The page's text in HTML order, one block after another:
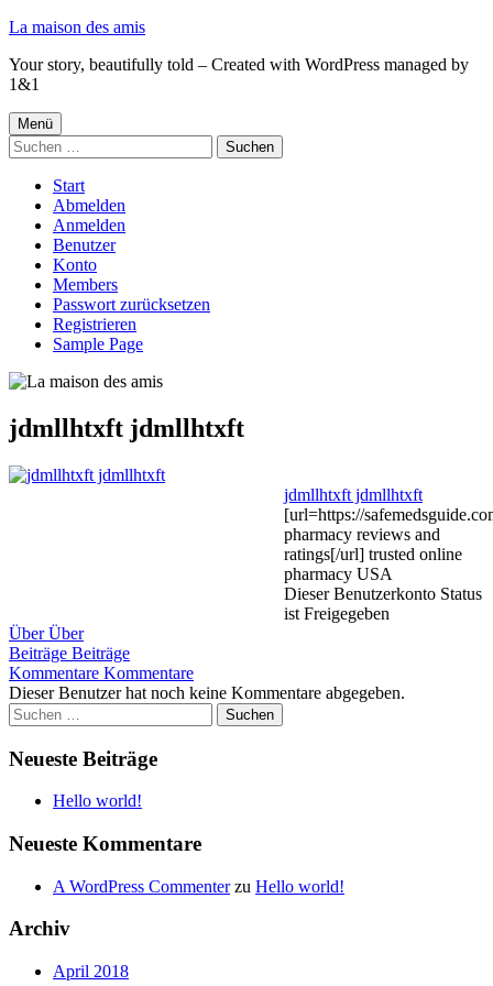
Springe
Inhalt
La maison des amis
Your story, beautifully told – Created with WordPress managed by
1&1
Primäres
Menü
Menü
Suchen
nach:
Start
Abmelden
Anmelden
Benutzer
Konto
Members
Passwort zurücksetzen
Registrieren
Sample Page
jdmllhtxft jdmllhtxft
jdmllhtxft jdmllhtxft
[url=https://
pharmacy reviews and
ratings[/url] trusted online
pharmacy USA
Dieser Benutzerkonto Status
ist Freigegeben
Über Über
Beiträge Beiträge
Kommentare Kommentare
Dieser Benutzer hat noch keine Kommentare abgegeben.
Haupt-
Seitenleiste
Suchen
nach:
Neueste Beiträge
Hello world!
Neueste Kommentare
A WordPress Commenterzu Hello world!
Archiv
April 2018